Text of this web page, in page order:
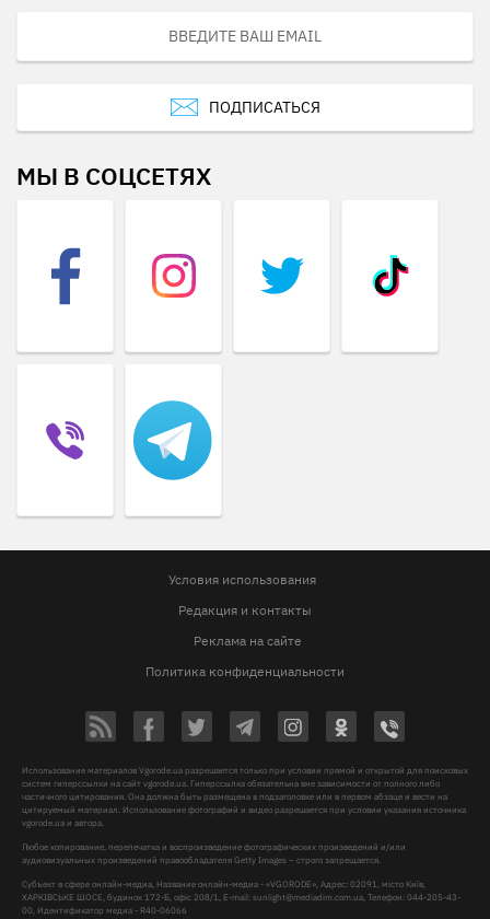
ПОДПИСАТЬСЯ
МЫ В СОЦСЕТЯХ
Условия использования
Редакция и контакты
Реклама на сайте
Политика конфиденциальности
Использование материалов Vgorode.ua разрешается только при условии прямой и открытой для поисковых
систем гиперссылки на сайт vgorode.ua. Гиперссылка обязательна вне зависимости от полного либо
частичного цитирования. Она должна быть размещена в подзаголовке или в первом абзаце и вести на
цитируемый материал. Использование фотографий и видео разрешается при условии указания источника
vgorode.ua и автора.
Любое копирование, перепечатка и воспроизведение фотографических произведений и/или
аудиовизуальных произведений правообладателя Getty Images – строго запрещается.
Субъект в сфере онлайн-медиа, Название онлайн-медиа - «VGORODE», Адрес: 02091, місто Київ,
ХАРКІВСЬКЕ ШОСЕ, будинок 172-Б, офіс 208/1, E-mail:sunlight@mediadim.com.ua , Телефон: 044-205-43-
00, Идентификатор медиа - R40-06066